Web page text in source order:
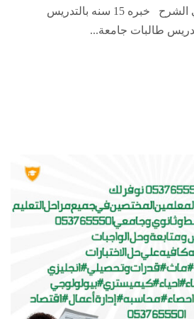
والأسلوب المبسط في الشرح خبره 15 سنه بالتدريس
طالبات جامعة...